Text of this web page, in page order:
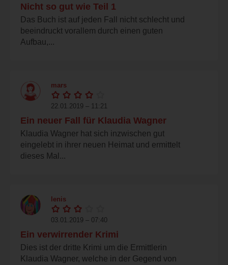
Nicht so gut wie Teil 1
Das Buch ist auf jeden Fall nicht schlecht und
beeindruckt vorallem durch einen guten
Aufbau,...
mars
22.01.2019 – 11:21
Ein neuer Fall für Klaudia Wagner
Klaudia Wagner hat sich inzwischen gut
eingelebt in ihrer neuen Heimat und ermittelt
dieses Mal...
lenis
03.01.2019 – 07:40
Ein verwirrender Krimi
Dies ist der dritte Krimi um die Ermittlerin
Klaudia Wagner, welche in der Gegend von